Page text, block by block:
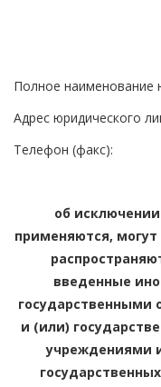
Полное наименование
Адрес юридического
Телефон (факс):
об
применяются,
введенные
и (или)
учреждениями